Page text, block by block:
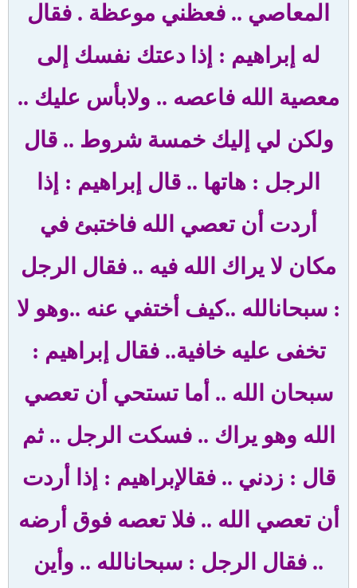
المعاصي .. فعظني موعظة . فقال
له إبراهيم : إذا دعتك نفسك إلى
معصية الله فاعصه .. ولابأس عليك ..
ولكن لي إليك خمسة شروط ..قال
الرجل : هاتها .. قال إبراهيم : إذا
أردت أن تعصي الله فاختبئ في
مكان لا يراك الله فيه .. فقال الرجل
: سبحانالله ..كيف أختفي عنه ..وهو لا
تخفى عليه خافية..فقال إبراهيم :
سبحان الله .. أما تستحي أن تعصي
الله وهو يراك .. فسكت الرجل .. ثم
قال : زدني ..فقالإبراهيم : إذا أردت
أن تعصي الله .. فلا تعصه فوق أرضه
.. فقال الرجل : سبحانالله .. وأين